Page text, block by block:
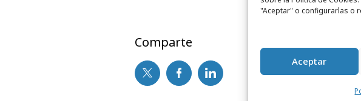
"Aceptar" o configurarlas o
Aceptar
Comparte